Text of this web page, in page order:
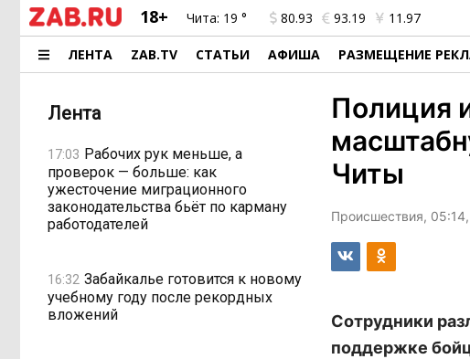
18+ Чита: 19 ° 80.93 93.19 11.97
ЛЕНТА ZAB.TV СТАТЬИ АФИША РАЗМЕЩЕНИЕ
Лента
17:03 Рабочих рук меньше, а
проверок — больше: как
ужесточение миграционного
законодательства бьёт по карману
работодателей
16:32 Забайкалье готовится к новому
учебному году после рекордных
вложений
Полиция
Читы
Происшествия,
Сотрудники
поддержке